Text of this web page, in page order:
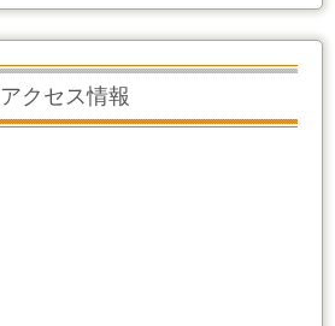
アクセス情報